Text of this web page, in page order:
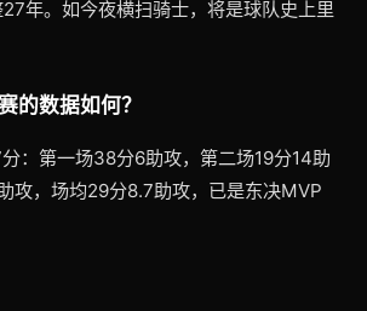
年。如今夜横扫骑士，将是球队史上里
的数据如何？
：第一场38分6助攻，第二场19分14助
攻，场均29分8.7助攻，已是东决MVP